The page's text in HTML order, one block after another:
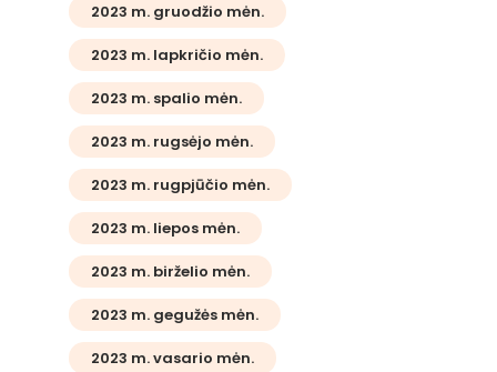
2023 m. gruodžio mėn.
2023 m. lapkričio mėn.
2023 m. spalio mėn.
2023 m. rugsėjo mėn.
2023 m. rugpjūčio mėn.
2023 m. liepos mėn.
2023 m. birželio mėn.
2023 m. gegužės mėn.
2023 m. vasario mėn.